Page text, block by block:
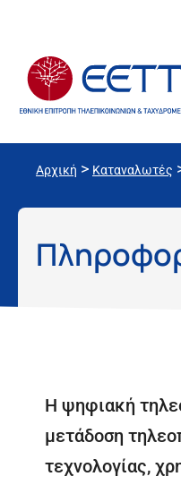
Αρχική > Καταναλωτές
Η ψηφιακή
μετάδοση
τεχνολογίας,